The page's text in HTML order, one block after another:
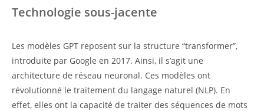
Technologie sous-jacente
Les modèles GPT reposent sur la structure “transformer”,
introduite par Google en 2017. Ainsi, il s’agit une
architecture de réseau neuronal. Ces modèles ont
révolutionné le traitement du langage naturel (NLP). En
effet, elles ont la capacité de traiter des séquences de mots